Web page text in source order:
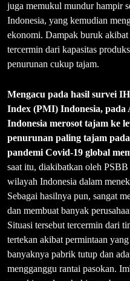
juga memukul mundur hampir
Indonesia, yang kemudian
ekonomi. Dampak buruk
tercermin dari kapasitas
penurunan cukup tajam.
Mengacu pada hasil survei
Index (PMI) Indonesia,
Indonesia merosot tajam ke
penurunan paling tajam
pandemi Covid-19 global
saat itu, diakibatkan oleh
wilayah Indonesia dalam
Sebagai hasilnya pun, sangat
dan membuat banyak
Situasi tersebut tercermin dari
tertekan akibat permintaan
banyaknya pabrik tutup dan
mengganggu rantai pasokan.